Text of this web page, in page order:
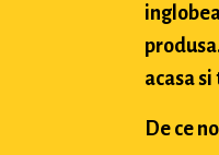
acasa
De ce